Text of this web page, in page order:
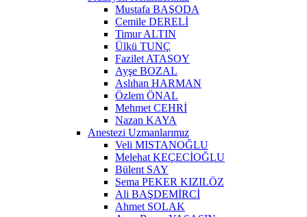
Mustafa BAŞODA
Cemile DERELİ
Timur ALTIN
Ülkü TUNÇ
Fazilet ATASOY
Ayşe BOZAL
Aslıhan HARMAN
Özlem ÖNAL
Mehmet CEHRİ
Nazan KAYA
Anestezi Uzmanlarımız
Veli MISTANOĞLU
Melehat KEÇECİOĞLU
Bülent SAY
Sema PEKER KIZILÖZ
Ali BAŞDEMİRCİ
Ahmet SOLAK